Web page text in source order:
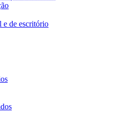
e de escritório